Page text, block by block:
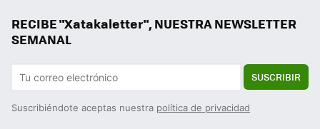
RECIBE "Xatakaletter", NUESTRA NEWSLETTER
SEMANAL
SUSCRIBIR
Suscribiéndote aceptas nuestra política de privacidad